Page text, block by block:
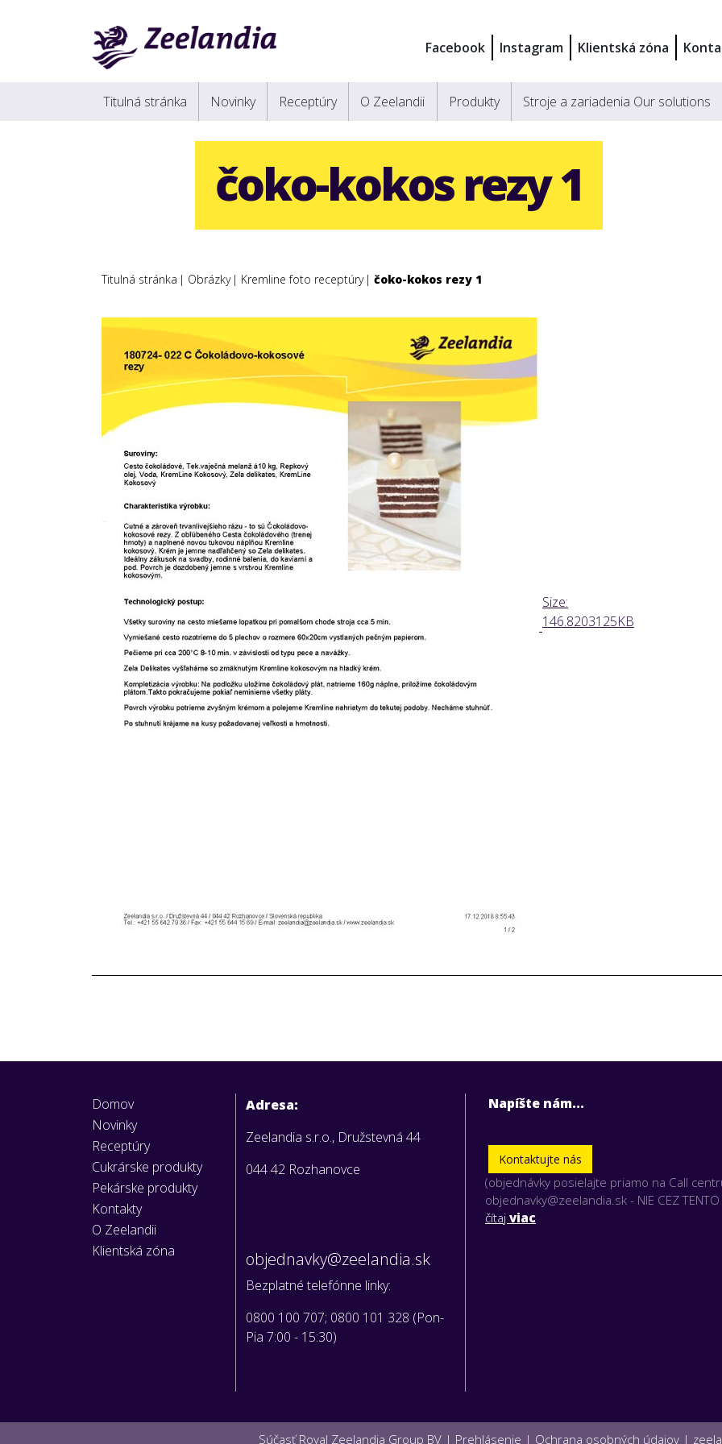
Facebook Instagram Klientská zóna
Titulná stránka Novinky Receptúry O Zeelandii Produkty Stroje a zariadenia Our solutions
čoko-kokos rezy 1
Titulná stránka Obrázky Kremline foto receptúry čoko-kokos rezy 1
Click
to
Size:
146.8203125KB
Domov
Novinky
Receptúry
Cukrárske produkty
Pekárske produkty
Kontakty
O Zeelandii
Klientská zóna
Adresa:
Zeelandia s.r.o., Družstevná 44
044 42 Rozhanovce
objednavky@zeelandia.sk
Bezplatné telefónne linky:
0800 100 707; 0800 101 328 (Pon-
Pia 7:00 - 15:30)
Napíšte nám...
Kontaktujte nás
(objednávky posielajte priamo na Call
objednavky@zeelandia.sk - NIE CEZ TENTO
čítaj viac
Súčasť Royal Zeelandia Group BV | Prehlásenie | Ochrana osobných údajov |